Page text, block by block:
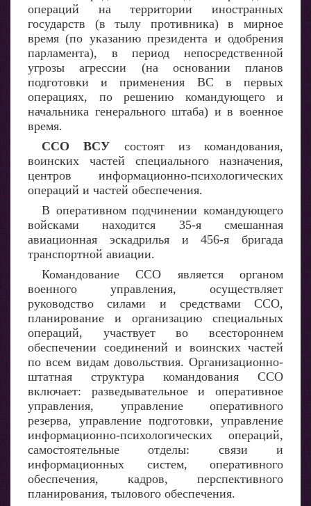
операций на территории иностранных
государств (в тылу противника) в мирное
время (по указанию президента и одобрения
парламента), в период непосредственной
угрозы агрессии (на основании планов
подготовки и применения ВС в первых
операциях, по решению командующего и
начальника генерального штаба) и в военное
время.
ССО ВСУ состоят из командования,
воинских частей специального назначения,
центров информационно-психологических
операций и частей обеспечения.
В оперативном подчинении командующего
войсками находится 35-я смешанная
авиационная эскадрилья и 456-я бригада
транспортной авиации.
Командование ССО является органом
военного управления, осуществляет
руководство силами и средствами ССО,
планирование и организацию специальных
операций, участвует во всестороннем
обеспечении соединений и воинских частей
по всем видам довольствия. Организационно-
штатная структура командования ССО
включает: разведывательное и оперативное
управления, управление оперативного
резерва, управление подготовки, управление
информационно-психологических операций,
самостоятельные отделы: связи и
информационных систем, оперативного
обеспечения, кадров, перспективного
планирования, тылового обеспечения.